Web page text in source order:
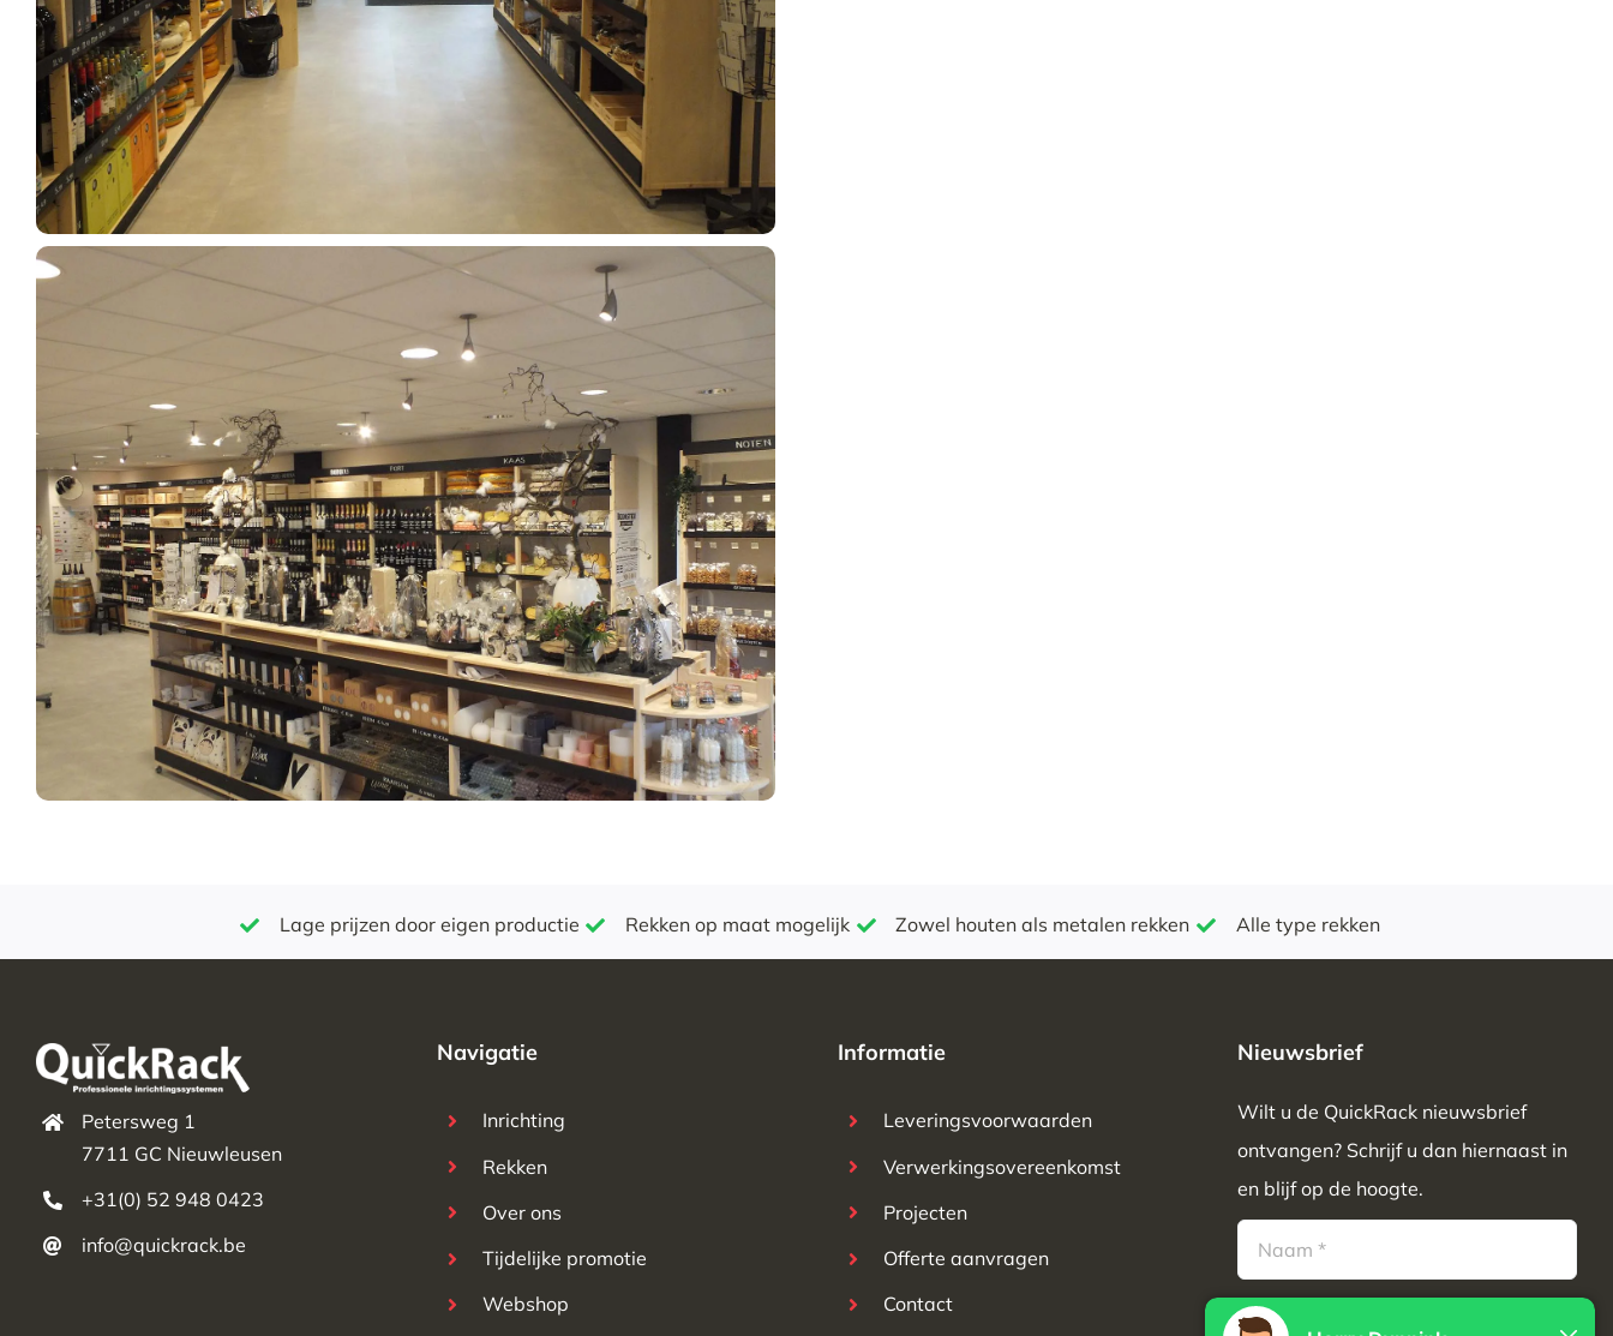
Lage prijzen door eigen productie Rekken op maat mogelijk Zowel houten als metalen rekken Alle type rekken
Petersweg 1
7711 GC Nieuwleusen
+31(0) 52 948 0423
info@quickrack.be
Navigatie
Inrichting
Rekken
Over ons
Tijdelijke promotie
Webshop
Informatie
Leveringsvoorwaarden
Verwerkingsovereenkomst
Projecten
Offerte aanvragen
Contact
Nieuwsbrief
Wilt u de QuickRack nieuwsbrief
ontvangen? Schrijf u dan hiernaast in
en blijf op de hoogte.